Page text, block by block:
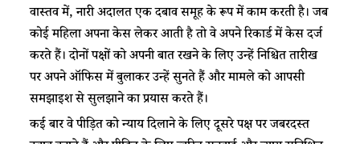
वास्तव में, नारी अदालत एक दबाव समूह के रूप में काम करती है। जब
कोई महिला अपना केस लेकर आती है तो वे अपने रिकार्ड में केस दर्ज
करते हैं। दोनों पक्षों को अपनी बात रखने के लिए उन्हें निश्चित तारीख
पर अपने ऑफिस में बुलाकर उन्हें सुनते हैं और मामले को आपसी
समझाइश से सुलझाने का प्रयास करते हैं।
कई बार वे पीड़ित को न्याय दिलाने के लिए दूसरे पक्ष पर जबरदस्त